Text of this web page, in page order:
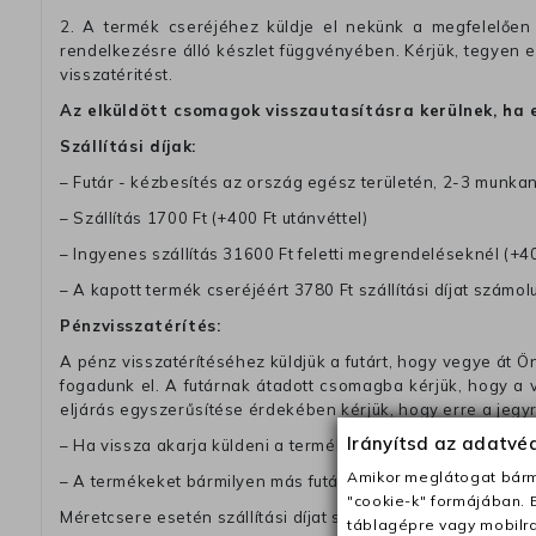
2. A termék cseréjéhez küldje el nekünk a
rendelkezésre álló készlet függvényében. Kérjük, tegyen
visszatéritést.
Az elküldött csomagok visszautasításra kerülnek, ha
Szállítási díjak:
– Futár - kézbesítés az ország egész területén, 2-3
– Szállítás 1700 Ft (+400 Ft utánvéttel)
– Ingyenes szállítás 31600 Ft feletti megrendeléseknél
– A kapott termék cseréjéért 3780 Ft szállítási díjat
Pénzvisszatérítés:
A pénz visszatérítéséhez küldjük a futárt, hogy vegye át
fogadunk el. A futárnak átadott csomagba kérjük, hogy
eljárás egyszerűsítése érdekében kérjük, hogy erre a
– Ha vissza akarja küldeni a termékeket a futárunkkal, a
– A termékeket bármilyen más futárral visszajuttathatja.
Méretcsere esetén szállítási díjat számitunk fel, ha nem a
Irányítsd az
Amikor meglátogat
"cookie-k" formájában.
táblagépre vagy